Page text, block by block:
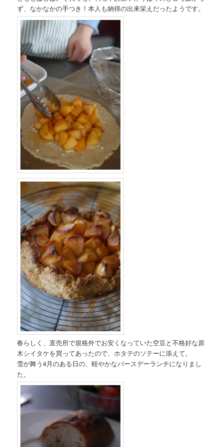
ず、なかなかの手つき！本人も納得の出来栄えだったようです。
春らしく、直売所で規格外でお安くなっていた空豆と不格好な原
木シイタケを買ってあったので、ホタテのソテーに添えて。
雪が舞う4月のある日の、軽やかなバースデーランチになりまし
た。